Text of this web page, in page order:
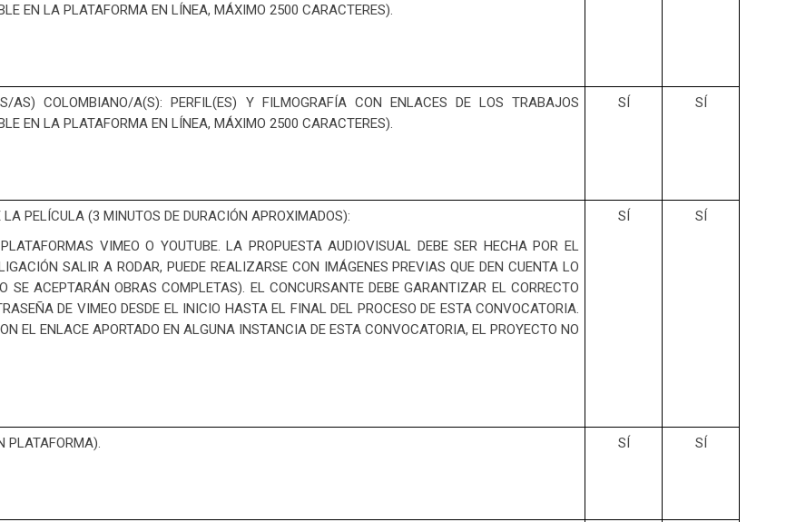
EN LA PLATAFORMA EN LÍNEA, MÁXIMO 2500 CARACTERES).
AS) COLOMBIANO/A(S): PERFIL(ES) Y FILMOGRAFÍA CON ENLACES DE LOS TRABAJOS
EN LA PLATAFORMA EN LÍNEA, MÁXIMO 2500 CARACTERES).
SÍ SÍ
PELÍCULA (3 MINUTOS DE DURACIÓN APROXIMADOS):
VIMEO O YOUTUBE. LA PROPUESTA AUDIOVISUAL DEBE SER HECHA POR EL
SALIR A RODAR, PUEDE REALIZARSE CON IMÁGENES PREVIAS QUE DEN CUENTA LO
SE ACEPTARÁN OBRAS COMPLETAS). EL CONCURSANTE DEBE GARANTIZAR EL CORRECTO
DE VIMEO DESDE EL INICIO HASTA EL FINAL DEL PROCESO DE ESTA CONVOCATORIA.
EL ENLACE APORTADO EN ALGUNA INSTANCIA DE ESTA CONVOCATORIA, EL PROYECTO NO
SÍ SÍ
PLATAFORMA).
SÍ SÍ